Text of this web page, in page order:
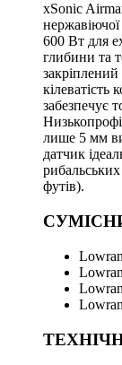
xSonic
600 Вт для
глибини та
забезпечує
лише 5 мм
датчик
футів).